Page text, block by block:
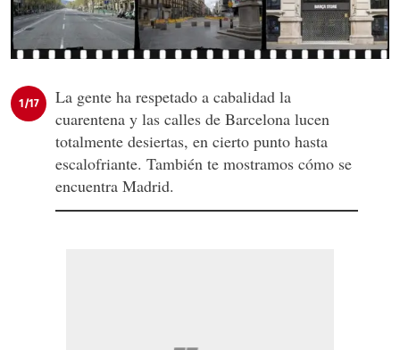
1/17
La gente ha respetado a cabalidad la
cuarentena y las calles de Barcelona lucen
totalmente desiertas, en cierto punto hasta
escalofriante. También te mostramos cómo se
encuentra Madrid.